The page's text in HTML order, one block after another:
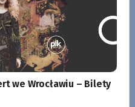
we Wrocławiu – Bilety